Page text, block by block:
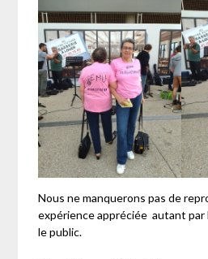
Nous ne manquerons pas de
expérience appréciée autant par
le public.